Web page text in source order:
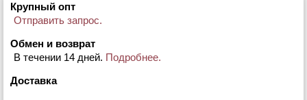
Крупный опт
Отправить запрос.
Обмен и возврат
В течении 14 дней. Подробнее.
Доставка